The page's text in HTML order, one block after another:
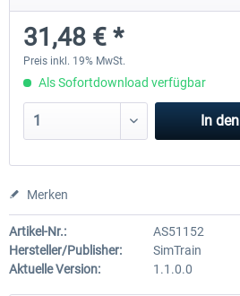
34,95 € *
31,48 € *
Preis inkl. 19% MwSt.
Als Sofortdownload verfügbar
In den
Merken
Artikel-Nr.:
AS51152
Hersteller/Publisher:
SimTrain
Aktuelle Version:
1.1.0.0